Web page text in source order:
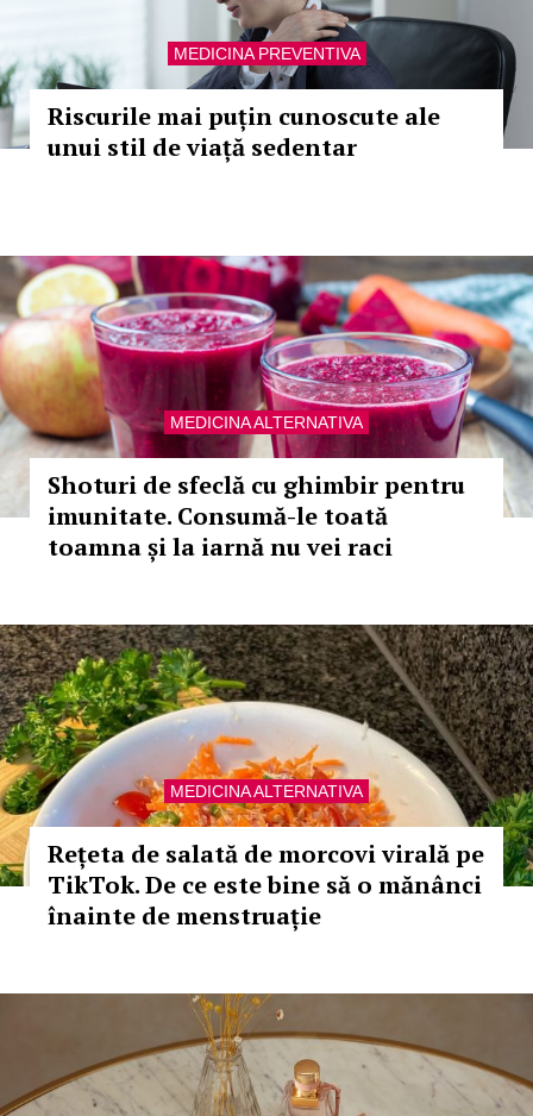
MEDICINA PREVENTIVA
Riscurile mai puțin cunoscute ale
unui stil de viață sedentar
MEDICINA ALTERNATIVA
Shoturi de sfeclă cu ghimbir pentru
imunitate. Consumă-le toată
toamna și la iarnă nu vei raci
MEDICINA ALTERNATIVA
Rețeta de salată de morcovi virală pe
TikTok. De ce este bine să o mănânci
înainte de menstruație